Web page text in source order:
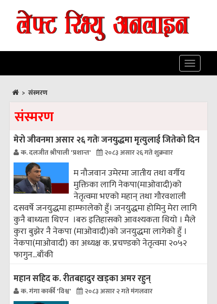
Toggle
> संस्मरण
संस्मरण
मेरो जीवनमा असार २६ गतेः जनयुद्धमा मृत्युलाई जितेको दिन
क. दलजीत श्रीपाली 'प्रशान्त' २०८३ असार २६ गते शुक्रवार
म नौजवान उमेरमा जातीय तथा वर्गीय
मुक्तिका लागि नेकपा(माओवादी)को
नेतृत्वमा भएको महान् तथा गौरवशाली
दसवर्षे जनयुद्धमा हाम्फालेको हुँ। जनयुद्धमा होमिनु मेरा लागि
कुनै बाध्यता थिएन ।बरु इतिहासको आवश्यकता थियो । मैले
कुरा बुझेर नै नेकपा (माओवादी)को जनयुद्धमा लागेको हुँ ।
नेकपा(माओवादी) का अध्यक्ष क. प्रचण्डको नेतृत्वमा २०५२
फागुन...बाँकी
महान सहिद क. रीतबहादुर खड्‌का अमर रहुन्
क. गंगा कार्की 'विश्व' २०८३ असार २ गते मंगलवार